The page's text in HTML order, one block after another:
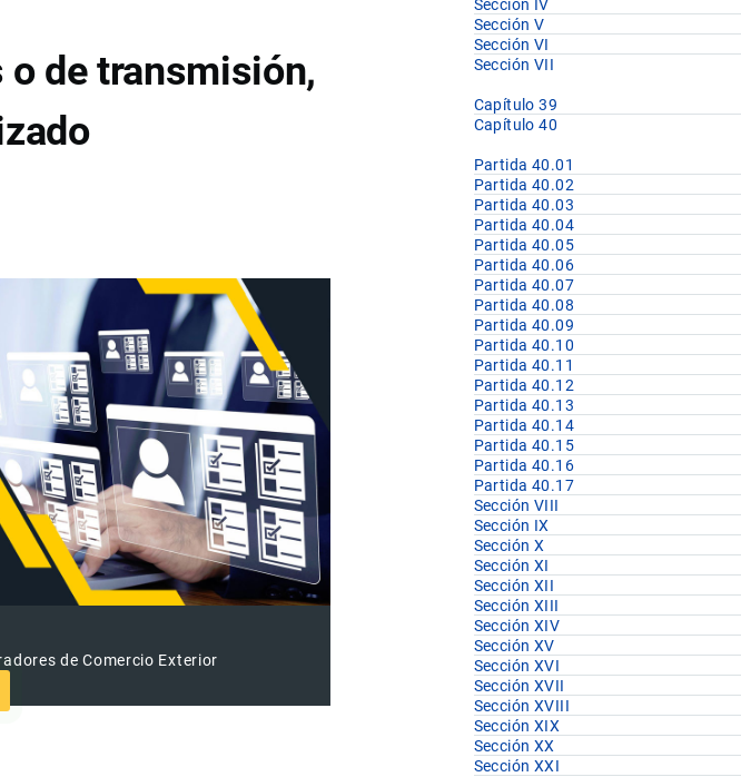
o de transmisión,
de Comercio Exterior
Sección IV
Sección V
Sección VI
Sección VII
Capítulo 39
Capítulo 40
Partida 40.01
Partida 40.02
Partida 40.03
Partida 40.04
Partida 40.05
Partida 40.06
Partida 40.07
Partida 40.08
Partida 40.09
Partida 40.10
Partida 40.11
Partida 40.12
Partida 40.13
Partida 40.14
Partida 40.15
Partida 40.16
Partida 40.17
Sección VIII
Sección IX
Sección X
Sección XI
Sección XII
Sección XIII
Sección XIV
Sección XV
Sección XVI
Sección XVII
Sección XVIII
Sección XIX
Sección XX
Sección XXI